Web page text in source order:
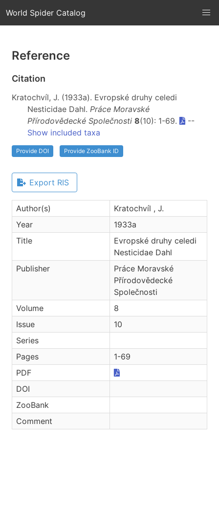
World Spider Catalog
Reference
Citation
Kratochvíl, J. (1933a). Evropské druhy celedi
Nesticidae Dahl. Práce Moravské
Přírodovědecké Společnosti 8(10): 1-69.
--
Show included taxa
Provide DOI Provide ZooBank ID
Export RIS
Author(s)
Kratochvíl , J.
Year
1933a
Title
Evropské druhy celedi
Nesticidae Dahl
Publisher
Práce Moravské
Přírodovědecké
Společnosti
Volume
8
Issue
10
Series
Pages
1-69
PDF
DOI
ZooBank
Comment